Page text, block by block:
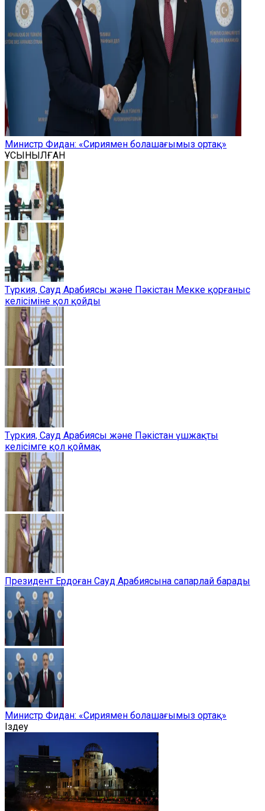
Министр Фидан: «Сириямен болашағымыз ортақ»
ҰСЫНЫЛҒАН
Түркия, Сауд Арабиясы және Пәкістан Мекке қорғаныс
келісіміне қол қойды
Түркия, Сауд Арабиясы және Пәкістан үшжақты
келісімге қол қоймақ
Президент Ердоған Сауд Арабиясына сапарлай барады
Министр Фидан: «Сириямен болашағымыз ортақ»
Іздеу